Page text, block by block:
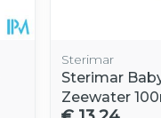
Sterimar
Sterimar
Zeewater